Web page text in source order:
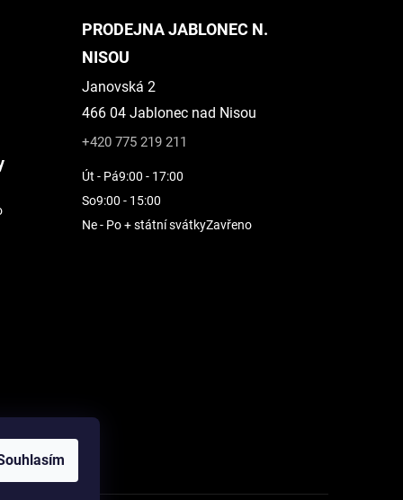
PRODEJNA JABLONEC N.
NISOU
Janovská 2
466 04 Jablonec nad Nisou
+420 775 219 211
Út - Pá9:00 - 17:00
So9:00 - 15:00
Ne - Po + státní svátkyZavřeno